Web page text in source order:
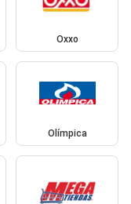
Oxxo
Olímpica